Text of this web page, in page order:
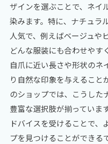
富山市で見つか
普段使いに最適
デザイン
忙しい日常を彩
方
富山市のショッ
チップ
簡単に装着でき
富山市と魚津市で探
ザインを選ぶことで、ネイ
染みます。特に、ナチュラ
人気で、例えばベージュや
どんな服装にも合わせやす
自爪に近い長さや形状のネ
り自然な印象を与えること
のショップでは、こうした
豊富な選択肢が揃っていま
ドバイスを受けることで、
プを見つけることができる